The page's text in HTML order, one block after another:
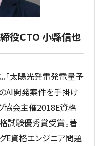
締役CTO 小縣信也
「太陽光発電発電量予
AI開発案件を手掛け
協会主催2018E資格
試験優秀賞受賞。著
E資格エンジニア問題